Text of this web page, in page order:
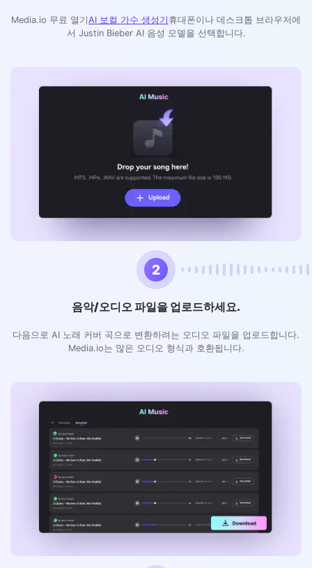
Media.io 무료 열기AI 보컬 가수 생성기 휴대폰이나 데스크톱 브라우저에
서 Justin Bieber AI 음성 모델을 선택합니다.
2
음악/오디오 파일을 업로드하세요.
다음으로 AI 노래 커버 곡으로 변환하려는 오디오 파일을 업로드합니다.
Media.io는 많은 오디오 형식과 호환됩니다.